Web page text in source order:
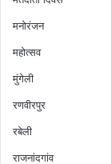
मनोरंजन
महोत्सव
मुंगेली
रणवीरपुर
रबेली
राजनांदगांव